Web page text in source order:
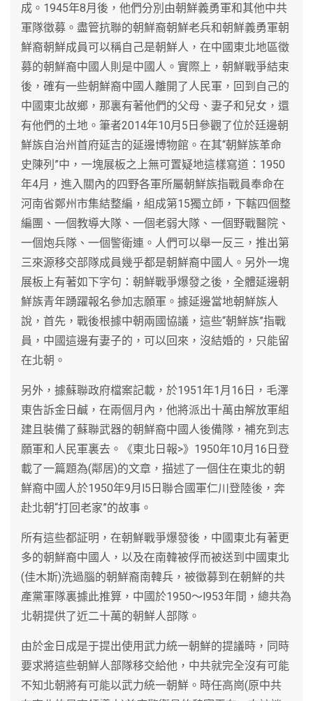
成。1945年8月後，他們分別由朝鮮義勇軍和其他中共
軍隊徵募。盡管抗聯的朝鮮裔朝鮮老兵和朝鮮義勇軍朝
鮮裔朝鮮成員可以稱自己是朝鮮人，在中國東北地區徵
募的朝鮮裔中國人則是中國人。實際上，朝鮮戰爭結束
後，確有一些朝鮮裔中國人離開了人民軍，回到自己的
中國東北故鄉，那裏有著他們的父母、妻子和兒女，還
有他們的土地。筆者2014年10月5日參觀了位於廷邊朝
鮮族自治州首府延吉的延邊博物館。在其“朝鮮族革命
史陳列”中，一塊展板之上無可置疑地這樣寫道：1950
年4月，進入關內的四野各軍所屬朝鮮族指戰員奉命在
河南省鄭州市集結整編，組成第15獨立師，下轄四個整
編團、一個教導大隊、一個老弱大隊、一個野戰醫院、
一個炮兵隊、一個警衛連。人們可以舉一反三，推出第
三來源移交部隊成員幾乎都是朝鮮裔中國人。另外一塊
展板上有著如下字句：朝鮮戰爭爆發之後，全體延邊朝
鮮族青年踴躍報名參加志願軍。據延邊當地朝鮮族人
說，首先，戰後根據中朝兩國協議，這些“朝鮮族”指戰
員，中國這邊有妻子的，可以回來，沒結婚的，只能留
在北朝。
另外，據蘇聯政府檔案記載，於1951年1月16日，毛澤
東告訴金日鹹，在兩個月內，他將派出十萬由解放軍組
建且裝備了蘇聯武器的朝鮮裔中國人後備隊，補充到志
願軍和人民軍裏去。《東北日報>》1950年10月16日登
載了一篇題為(鄰居)的文章，描述了一個住在東北的朝
鮮裔中國人於1950年9月l5日聯合國軍仁川登陸後，奔
赴北朝“打回老家”的故事。
所有這些都証明，在朝鮮戰爭爆發後，中國東北有著更
多的朝鮮裔中國人，以及在南韓被俘而被送到中國東北
(佳木斯)洗過腦的朝鮮裔南韓兵，被徵募到在朝鮮的共
產黨軍隊裏據此推算，中國於1950～l953年間，總共為
北朝提供了近二十萬的朝鮮人部隊。
由於金日成是于提出使用武力統一朝鮮的提議時，同時
要求將這些朝鮮人部隊移交給他，中共就完全沒有可能
不知北朝將有可能以武力統一朝鮮。時任高崗(原中共